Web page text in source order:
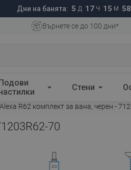
Дни на банята: 5 Д 17 Ч 15 М 57
Върнете се до 100 дни*
Стени
R62 комплект за вана, черен -
70